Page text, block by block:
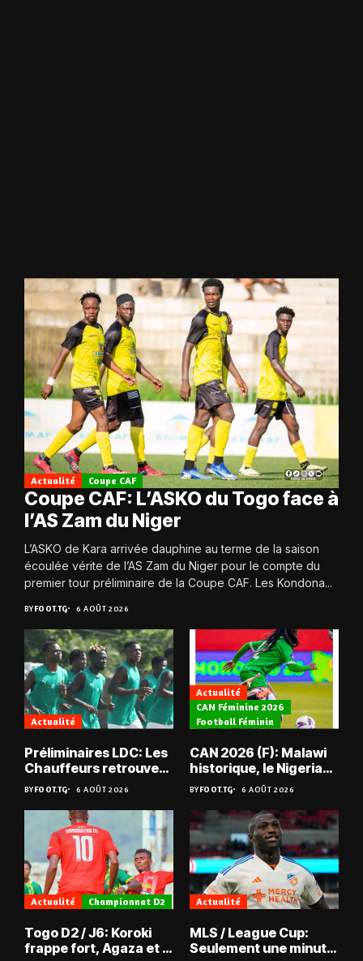
Actualité Coupe CAF
Coupe CAF: L’ASKO du Togo face à
l’AS Zam du Niger
L’ASKO de Kara arrivée dauphine au terme de la saison
écoulée vérite de l’AS Zam du Niger pour le compte du
premier tour préliminaire de la Coupe CAF. Les Kondona...
BYFOOT.TG 6 AOÛT 2026
Actualité
Préliminaires LDC: Les
Chauffeurs retrouvent
les Mimos
BYFOOT.TG 6 AOÛT 2026
Actualité
CAN Féminine 2026
Football Féminin
CAN 2026 (F): Malawi
historique, le Nigeria
sauvé, la Zambie
éliminée
BYFOOT.TG 6 AOÛT 2026
Actualité Championnat D2
Togo D2 / J6: Koroki
frappe fort, Agaza et la
Actualité
MLS / League Cup:
Seulement une minute